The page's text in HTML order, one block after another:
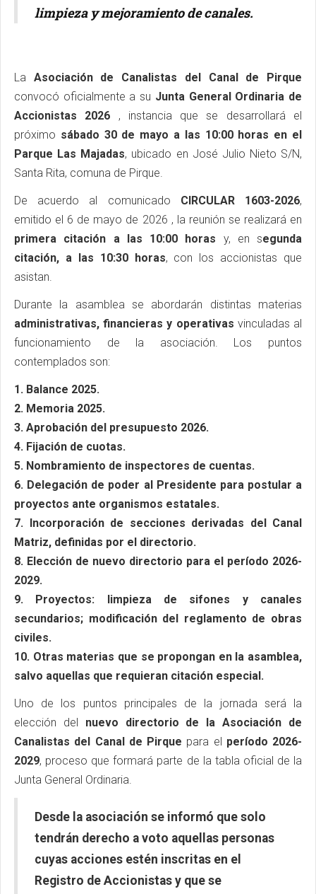
limpieza y mejoramiento de canales.
La Asociación de Canalistas del Canal de Pirque
convocó oficialmente a su Junta General Ordinaria de
Accionistas 2026 , instancia que se desarrollará el
próximo sábado 30 de mayo a las 10:00 horas en el
Parque Las Majadas, ubicado en José Julio Nieto S/N,
Santa Rita, comuna de Pirque.
De acuerdo al comunicado CIRCULAR 1603-2026,
emitido el 6 de mayo de 2026 , la reunión se realizará en
primera citación a las 10:00 horas y, en segunda
citación, a las 10:30 horas, con los accionistas que
asistan.
Durante la asamblea se abordarán distintas materias
administrativas, financieras y operativas vinculadas al
funcionamiento de la asociación. Los puntos
contemplados son:
1. Balance 2025.
2. Memoria 2025.
3. Aprobación del presupuesto 2026.
4. Fijación de cuotas.
5. Nombramiento de inspectores de cuentas.
6. Delegación de poder al Presidente para postular a
proyectos ante organismos estatales.
7. Incorporación de secciones derivadas del Canal
Matriz, definidas por el directorio.
8. Elección de nuevo directorio para el período 2026-
2029.
9. Proyectos: limpieza de sifones y canales
secundarios; modificación del reglamento de obras
civiles.
10. Otras materias que se propongan en la asamblea,
salvo aquellas que requieran citación especial.
Uno de los puntos principales de la jornada será la
elección del nuevo directorio de la Asociación de
Canalistas del Canal de Pirque para el período 2026-
2029, proceso que formará parte de la tabla oficial de la
Junta General Ordinaria.
Desde la asociación se informó que solo
tendrán derecho a voto aquellas personas
cuyas acciones estén inscritas en el
Registro de Accionistas y que se